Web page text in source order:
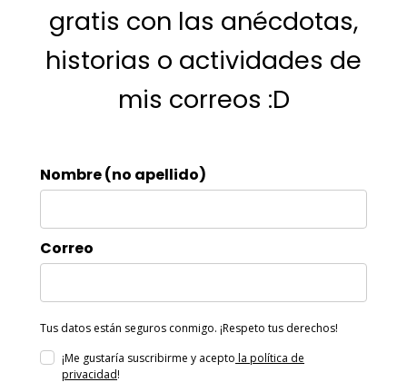
gratis con las anécdotas,
historias o actividades de
mis correos :D
Nombre (no apellido)
Correo
Tus datos están seguros conmigo. ¡Respeto tus derechos!
¡Me gustaría suscribirme y acepto la política de
privacidad!